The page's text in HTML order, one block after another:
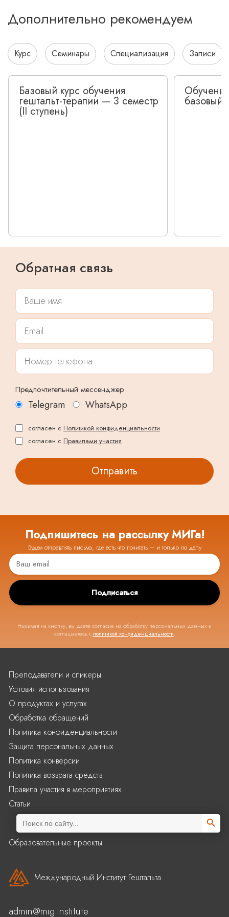
Дополнительно рекомендуем
Курс Семинары Специализация Записи
Базовый курс обучения
гештальт-терапии — 3 семестр
(II ступень)
базовый
Обратная связь
Предпочтительный мессенджер
Telegram WhatsApp
согласен с Политикой конфиденциальности
согласен с Правилами участия
Подпишитесь на рассылку МИГа!
Будем отправлять письма, где есть что почитать – и только по делу
Подписаться
Нажимая на кнопку, вы даете согласие на обработку персональных данных и
соглашаетесь с политикой конфиденциальности.
Образовательные проекты
Преподаватели и спикеры
Условия использования
О продуктах и услугах
Обработка обращений
Политика конфиденциальности
Защита персональных данных
Политика конверсии
Политика возврата средств
Правила участия в мероприятиях
Статьи
Search
for:
Search
Международный Институт Гештальта
admin@mig.institute